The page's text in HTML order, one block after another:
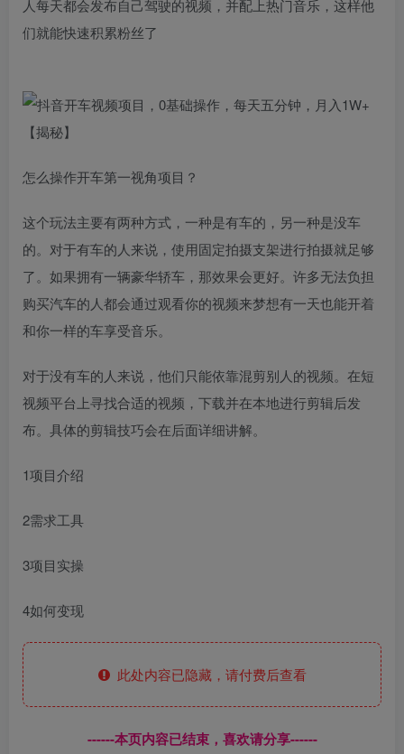
人每天都会发布自己驾驶的视频，并配上热门音乐，这样他
们就能快速积累粉丝了
怎么操作开车第一视角项目？
这个玩法主要有两种方式，一种是有车的，另一种是没车
的。对于有车的人来说，使用固定拍摄支架进行拍摄就足够
了。如果拥有一辆豪华轿车，那效果会更好。许多无法负担
购买汽车的人都会通过观看你的视频来梦想有一天也能开着
和你一样的车享受音乐。
对于没有车的人来说，他们只能依靠混剪别人的视频。在短
视频平台上寻找合适的视频，下载并在本地进行剪辑后发
布。具体的剪辑技巧会在后面详细讲解。
1项目介绍
2需求工具
3项目实操
4如何变现
此处内容已隐藏，请付费后查看
------本页内容已结束，喜欢请分享------